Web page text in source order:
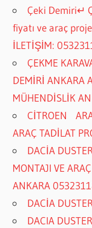
Çeki Demiri↵
fiyatı ve araç
İLETİŞİM:
ÇEKME
DEMİRİ ANKARA
MÜHENDİSLİK
CİTROEN
ARAÇ TADİLAT
DACİA
MONTAJI VE
ANKARA
DACİA
DACIA